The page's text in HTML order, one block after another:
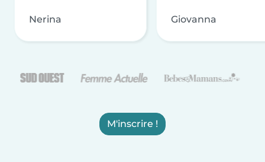
Nerina Giovanna
M'inscrire !